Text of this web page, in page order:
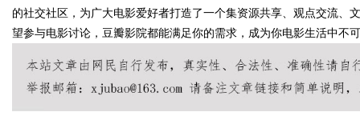
Bo
的社交社区，为广大电影爱好者打造了一个集资源共享、观点交流、
望参与电影讨论，豆瓣影院都能满足你的需求，成为你电影生活中不